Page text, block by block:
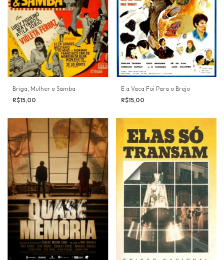
Briga, Mulher e Samba
R$15,00
E a Vaca Foi Para o Brejo
R$15,00